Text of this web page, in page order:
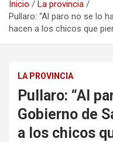
Inicio
La provincia
Pullaro: “Al paro no se lo
hacen a los chicos que
LA PROVINCIA
Pullaro: “Al
Gobierno de
a los chicos